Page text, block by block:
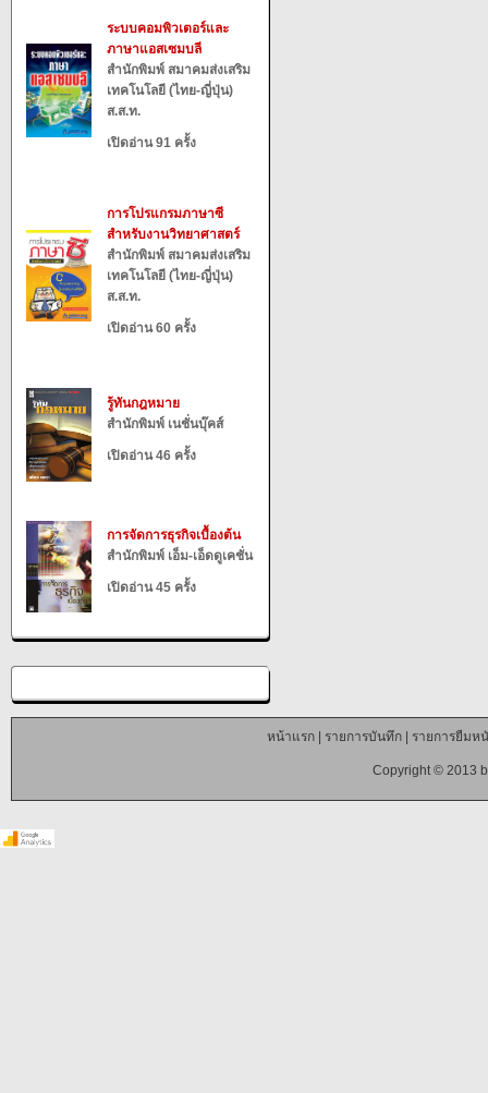
ระบบคอมพิวเตอร์และ
ภาษาแอสเซมบลี
สำนักพิมพ์ สมาคมส่งเสริม
เทคโนโลยี (ไทย-ญี่ปุ่น)
ส.ส.ท.
เปิดอ่าน 91 ครั้ง
การโปรแกรมภาษาซี
สำหรับงานวิทยาศาสตร์
สำนักพิมพ์ สมาคมส่งเสริม
เทคโนโลยี (ไทย-ญี่ปุ่น)
ส.ส.ท.
เปิดอ่าน 60 ครั้ง
รู้ทันกฎหมาย
สำนักพิมพ์ เนชั่นบุ๊คส์
เปิดอ่าน 46 ครั้ง
การจัดการธุรกิจเบื้องต้น
สำนักพิมพ์ เอ็ม-เอ็ดดูเคชั่น
เปิดอ่าน 45 ครั้ง
หน้าแรก| รายการบันทึก| รายการยืมห
Copyright © 2013